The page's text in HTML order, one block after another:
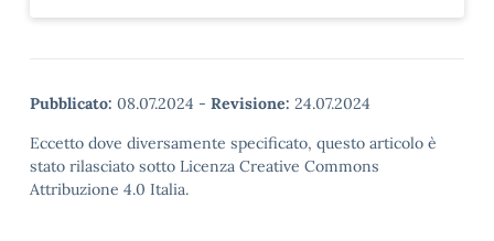
Pubblicato: 08.07.2024 - Revisione: 24.07.2024
Eccetto dove diversamente specificato, questo articolo è
stato rilasciato sotto Licenza Creative Commons
Attribuzione 4.0 Italia.